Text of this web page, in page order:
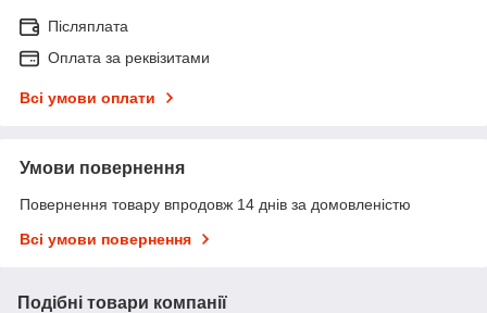
Післяплата
Оплата за реквізитами
Всі умови оплати
Умови повернення
Повернення товару впродовж 14 днів за домовленістю
Всі умови повернення
Подібні товари компанії